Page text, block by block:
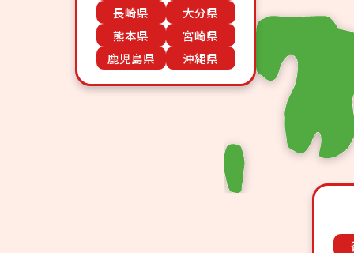
長崎県
大分県
熊本県
宮崎県
鹿児島県
沖縄県